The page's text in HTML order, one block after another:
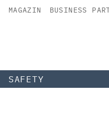
MAGAZIN BUSINESS
SAFETY